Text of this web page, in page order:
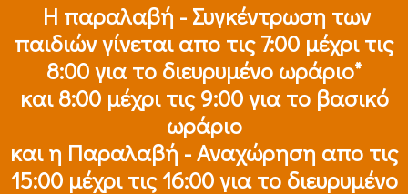
Η παραλαβή - Συγκέντρωση των
παιδιών γίνεται απο τις 7:00 μέχρι τις
8:00 για το διευρυμένο ωράριο*
και 8:00 μέχρι τις 9:00 για το βασικό
ωράριο
και η Παραλαβή - Αναχώρηση απο τις
15:00 μέχρι τις 16:00 για το διευρυμένο